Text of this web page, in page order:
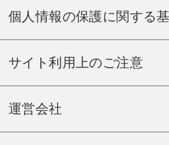
個人情報の保護に関する
サイト利用上のご注意
運営会社